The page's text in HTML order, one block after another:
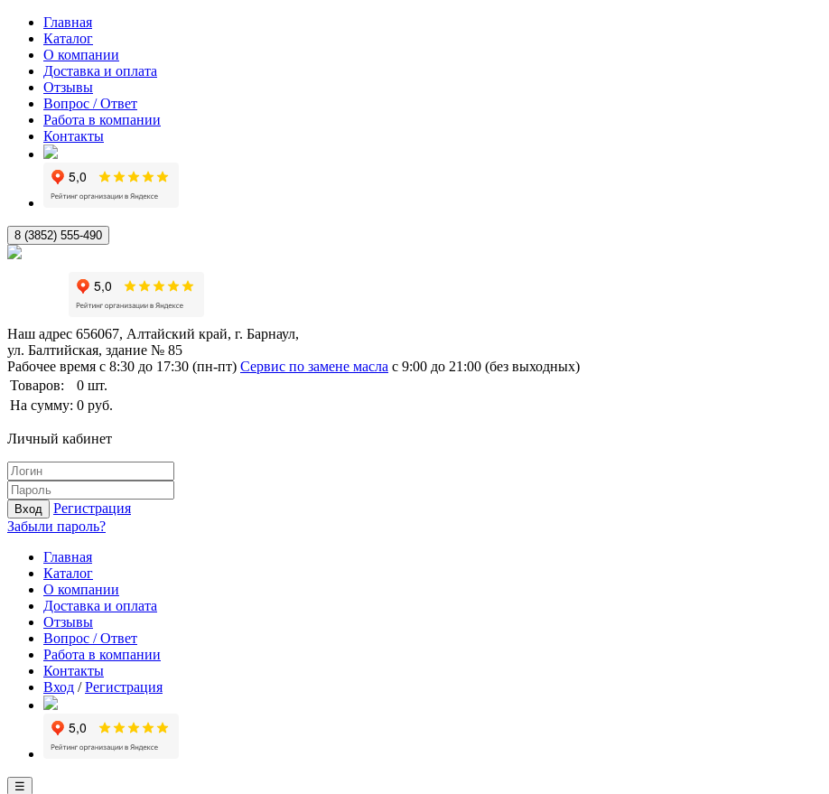
Главная
Каталог
О компании
Доставка и оплата
Отзывы
Вопрос / Ответ
Работа в компании
Контакты
8 (3852) 555-490
Наш адрес 656067, Алтайский край, г. Барнаул,
ул. Балтийская, здание № 85
Рабочее время с 8:30 до 17:30 (пн-пт) Сервис по замене масла с 9:00 до 21:00 (без выходных)
Товаров:
0 шт.
На сумму: 0 руб.
Личный кабинет
Вход
Регистрация
Забыли пароль?
Главная
Каталог
О компании
Доставка и оплата
Отзывы
Вопрос / Ответ
Работа в компании
Контакты
Вход /Регистрация
☰